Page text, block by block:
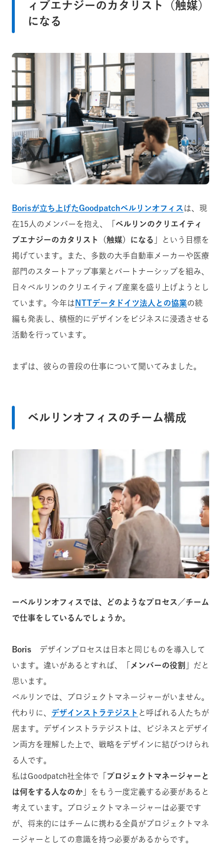
ィブエナジーのカタリスト（触媒）
になる
Borisが立ち上げたGoodpatchベルリンオフィス は、現
在15人のメンバーを抱え、「 ベルリンのクリエイティ
ブエナジーのカタリスト（触媒）になる
」という目標を
掲げています。また、多数の大手自動車メーカーや医療
部門のスタートアップ事業とパートナーシップを組み、
日々ベルリンのクリエイティブ産業を盛り上げようとし
ています。今年は NTTデータドイツ法人との協業の続
編も発表し、積極的にデザインをビジネスに浸透させる
活動を行っています。
まずは、彼らの普段の仕事について聞いてみました。
ベルリンオフィスのチーム構成
ーベルリンオフィスでは、どのようなプロセス／チーム
で仕事をしているんでしょうか。
Boris デザインプロセスは日本と同じものを導入して
います。違いがあるとすれば、「
メンバーの役割
」だと
思います。
ベルリンでは、プロジェクトマネージャーがいません。
代わりに、 デザインストラテジスト と呼ばれる人たちが
居ます。デザインストラテジストは、ビジネスとデザイ
ン両方を理解した上で、戦略をデザインに結びつけられ
る人です。
私はGoodpatch社全体で「 プロジェクトマネージャーと
は何をする人なのか 」をもう一度定義する必要があると
考えています。プロジェクトマネージャーは必要です
が、将来的にはチームに携わる全員がプロジェクトマネ
ージャーとしての意識を持つ必要があるからです。